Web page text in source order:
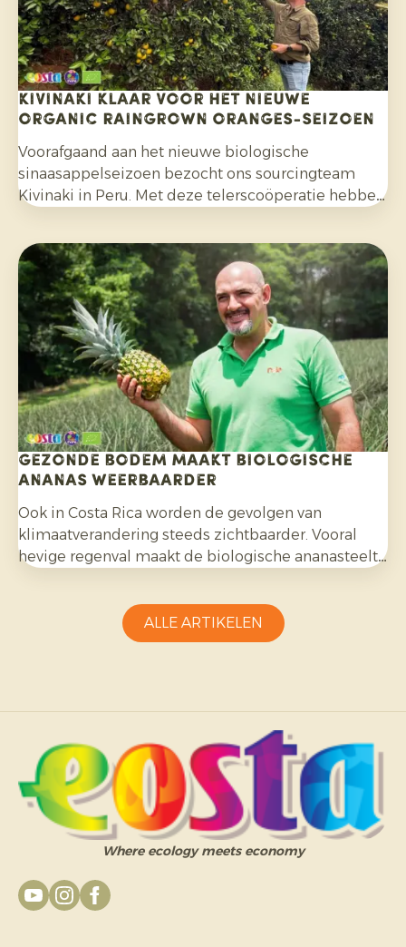
Kivinaki klaar voor het nieuwe
Organic Raingrown Oranges-seizoen
Voorafgaand aan het nieuwe biologische
sinaasappelseizoen bezocht ons sourcingteam
Kivinaki in Peru. Met deze telerscoöperatie hebben
exportprogramma opgebouwd. Tijdens het bezoek
bereidden we samen de komende maanden voor.
Gezonde bodem maakt biologische
ananas weerbaarder
Ook in Costa Rica worden de gevolgen van
klimaatverandering steeds zichtbaarder. Vooral
hevige regenval maakt de biologische ananasteelt
ALLE ARTIKELEN
Where ecology meets economy